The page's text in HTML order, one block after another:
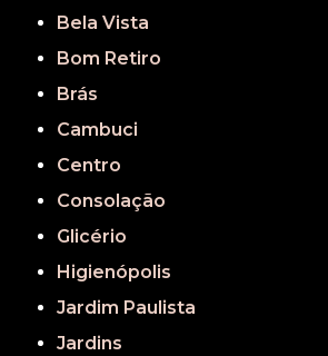
Bela Vista
Bom Retiro
Brás
Cambuci
Centro
Consolação
Glicério
Higienópolis
Jardim Paulista
Jardins